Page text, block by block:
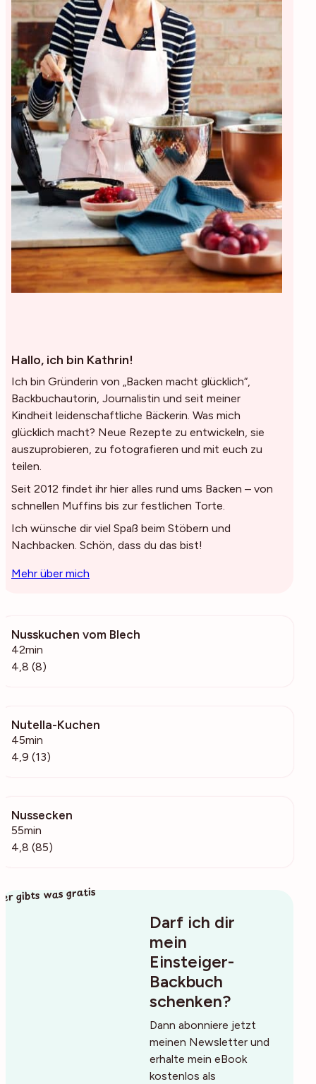
Hallo, ich bin Kathrin!
Ich bin Gründerin von „Backen macht glücklich“,
Backbuchautorin, Journalistin und seit meiner
Kindheit leidenschaftliche Bäckerin. Was mich
glücklich macht? Neue Rezepte zu entwickeln, sie
auszuprobieren, zu fotografieren und mit euch zu
teilen.
Seit 2012 findet ihr hier alles rund ums Backen – von
schnellen Muffins bis zur festlichen Torte.
Ich wünsche dir viel Spaß beim Stöbern und
Nachbacken. Schön, dass du das bist!
Mehr über mich
Nusskuchen vom Blech
42min
4,8 (8)
Nutella-Kuchen
45min
4,9 (13)
Nussecken
55min
4,8 (85)
Darf ich dir
mein
Einsteiger-
Backbuch
schenken?
Dann abonniere jetzt
meinen Newsletter und
erhalte mein eBook
kostenlos als
gibts was gratis